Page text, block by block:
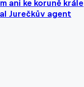
ani ke koruně krále
Jurečkův agent